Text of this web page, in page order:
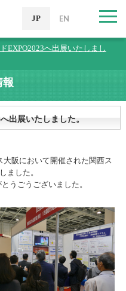
JP EN
EXPO2023へ出展いたしまし
報
出展いたしました。
阪において開催された関西ス
ました。
うごうございました。